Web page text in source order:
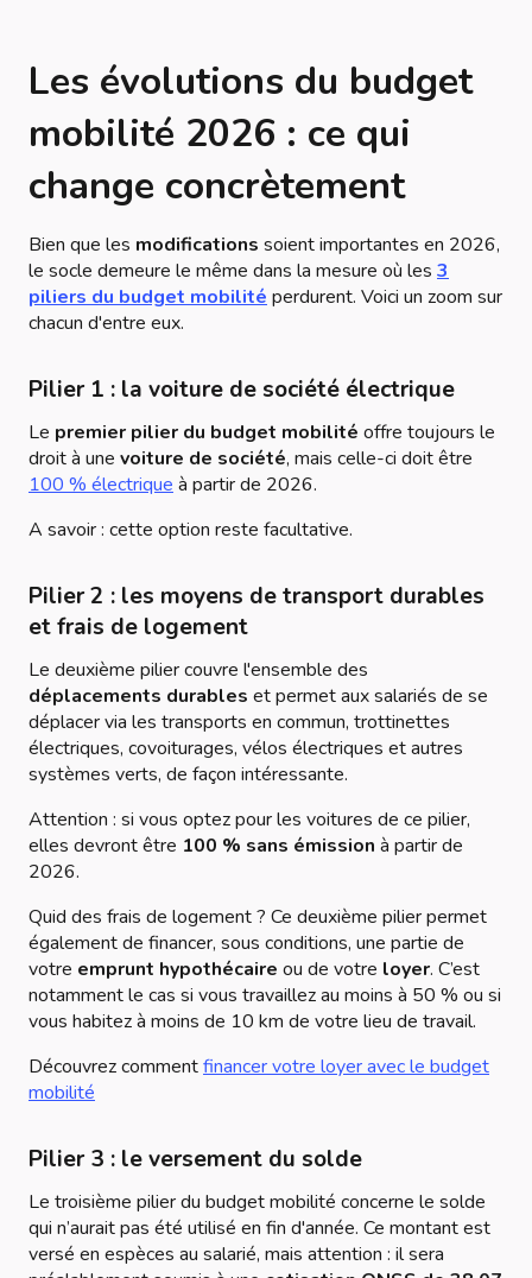
Les évolutions du budget
mobilité 2026 : ce qui
change concrètement
Bien que les modifications soient importantes en 2026,
le socle demeure le même dans la mesure où les 3
piliers du budget mobilité perdurent. Voici un zoom sur
chacun d'entre eux.
Pilier 1 : la voiture de société électrique
Le premier pilier du budget mobilité offre toujours le
droit à une voiture de société, mais celle-ci doit être
100 % électrique à partir de 2026.
A savoir : cette option reste facultative.
Pilier 2 : les moyens de transport durables
et frais de logement
Le deuxième pilier couvre l'ensemble des
déplacements durables et permet aux salariés de se
déplacer via les transports en commun, trottinettes
électriques, covoiturages, vélos électriques et autres
systèmes verts, de façon intéressante.
Attention : si vous optez pour les voitures de ce pilier,
elles devront être 100 % sans émission à partir de
2026.
Quid des frais de logement ? Ce deuxième pilier permet
également de financer, sous conditions, une partie de
votre emprunt hypothécaire ou de votre loyer. C’est
notamment le cas si vous travaillez au moins à 50 % ou si
vous habitez à moins de 10 km de votre lieu de travail.
Découvrez commentfinancer votre loyer avec le budget
mobilité
Pilier 3 : le versement du solde
Le troisième pilier du budget mobilité concerne le solde
qui n’aurait pas été utilisé en fin d'année. Ce montant est
versé en espèces au salarié, mais attention : il sera